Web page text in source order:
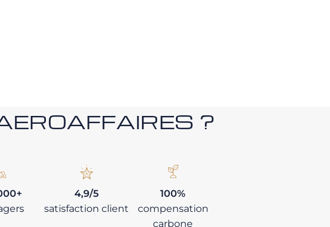
?
4,9/5
satisfaction client
100%
compensation
carbone